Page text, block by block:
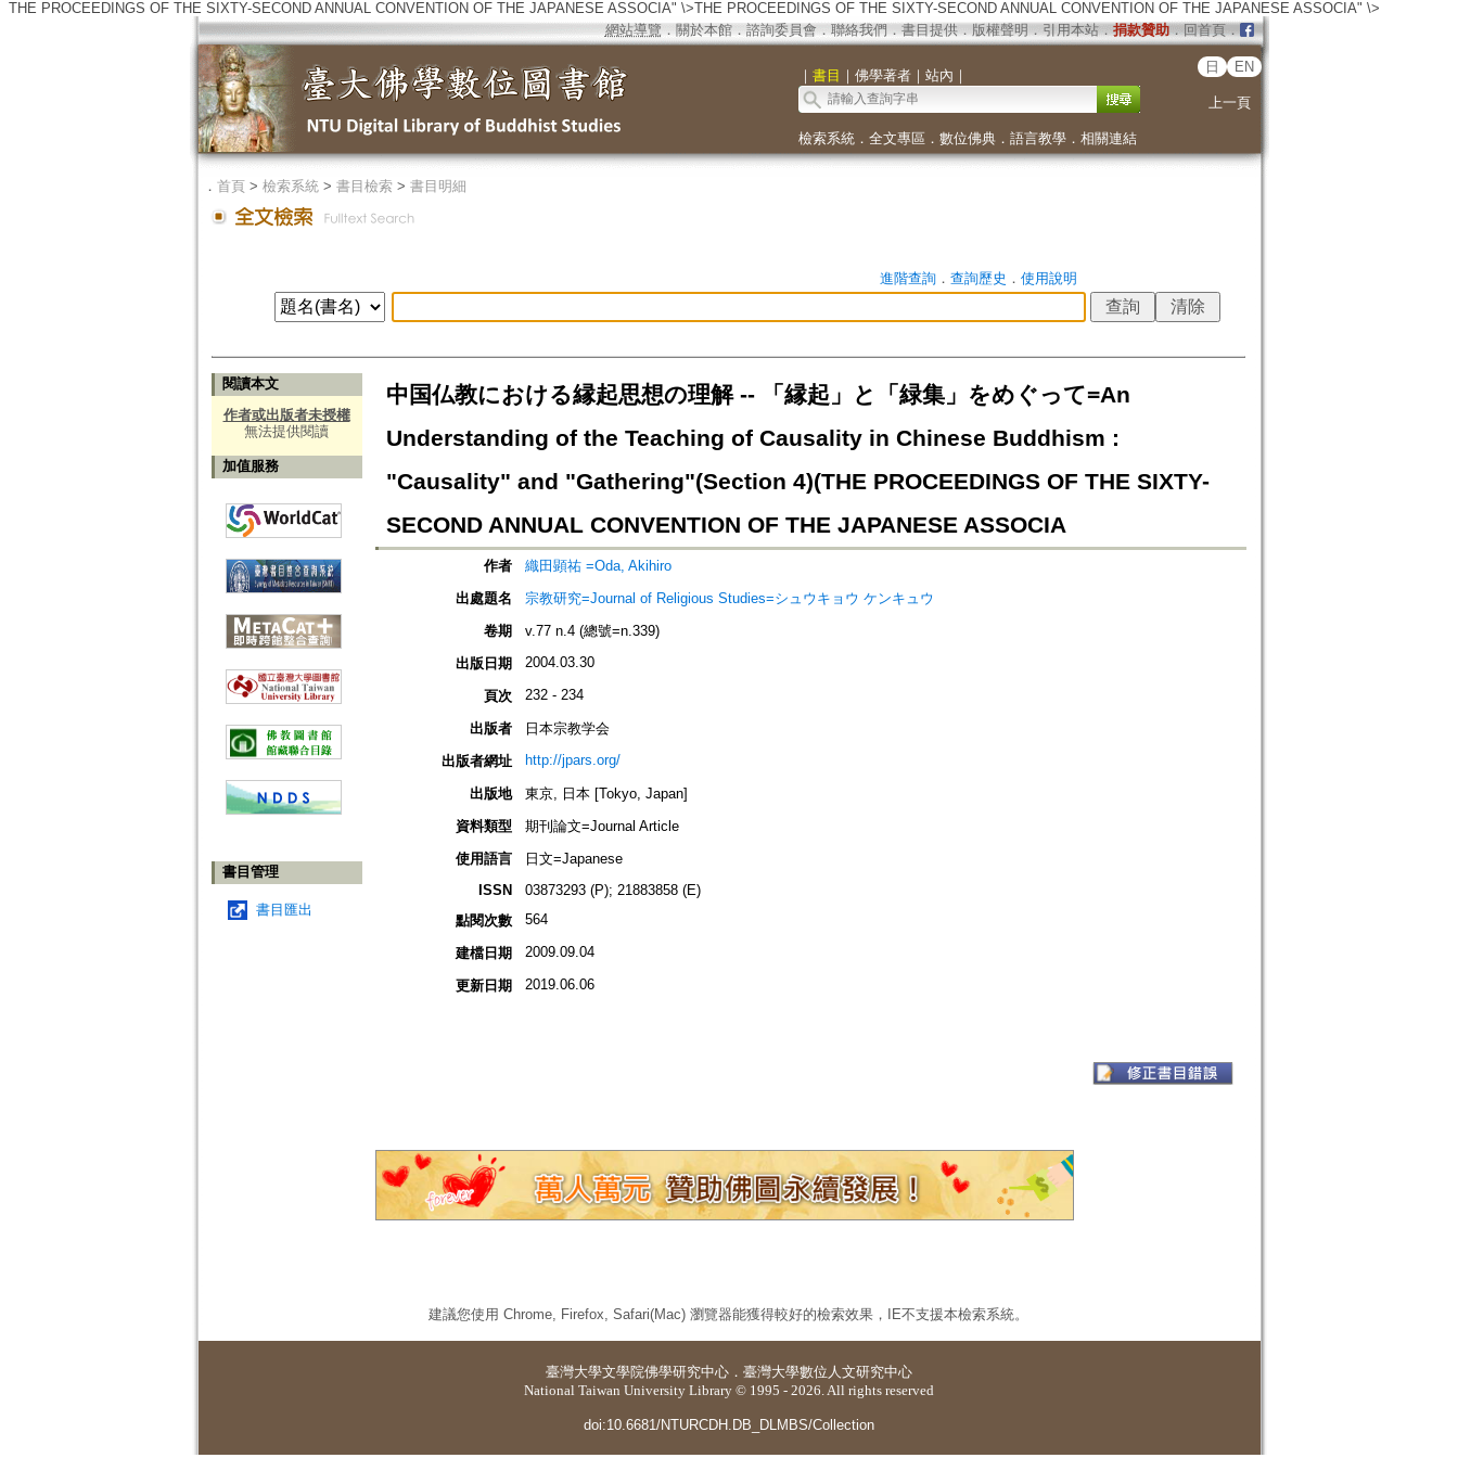
THE PROCEEDINGS OF THE SIXTY-SECOND ANNUAL CONVENTION OF THE JAPANESE ASSOCIA" \>THE PROCEEDINGS OF THE SIXTY-SECOND ANNUAL CONVENTION OF THE JAPANESE ASSOCIA" \>
網站導覽 ． 關於本館． 諮詢委員會． 聯絡我們 ． 書目提供． 版權聲明 ． 引用本站． 捐款贊助．回首頁．
｜ 書目 ｜ 佛學著者｜ 站內 ｜
日 EN
上一頁
檢索系統． 全文專區 ． 數位佛典． 語言教學． 相關連結
． 首頁> 檢索系統> 書目檢索> 書目明細
進階查詢． 查詢歷史 ． 使用說明
閱讀本文
作者或出版者未授權
無法提供閱讀
加值服務
書目管理
書目匯出
中国仏教における縁起思想の理解 -- 「縁起」と「緑集」をめぐって=An
Understanding of the Teaching of Causality in Chinese Buddhism :
"Causality" and "Gathering"(Section 4)(THE PROCEEDINGS OF THE SIXTY-
SECOND ANNUAL CONVENTION OF THE JAPANESE ASSOCIA
作者
織田顕祐 =Oda, Akihiro
出處題名
宗教研究=Journal of Religious Studies=シュウキョウ ケンキュウ
卷期
v.77 n.4 (總號=n.339)
出版日期
2004.03.30
頁次 232 - 234
出版者
日本宗教学会
出版者網址
http://jpars.org/
出版地
東京, 日本 [Tokyo, Japan]
資料類型
期刊論文=Journal Article
使用語言
日文=Japanese
ISSN
03873293 (P); 21883858 (E)
點閱次數
564
建檔日期 2009.09.04
更新日期 2019.06.06
建議您使用 Chrome, Firefox, Safari(Mac) 瀏覽器能獲得較好的檢索效果，IE不支援本檢索系統。
臺灣大學文學院佛學研究中心 ． 臺灣大學數位人文研究中心
National Taiwan University Library © 1995 - 2026. All rights reserved
doi:10.6681/NTURCDH.DB_DLMBS/Collection